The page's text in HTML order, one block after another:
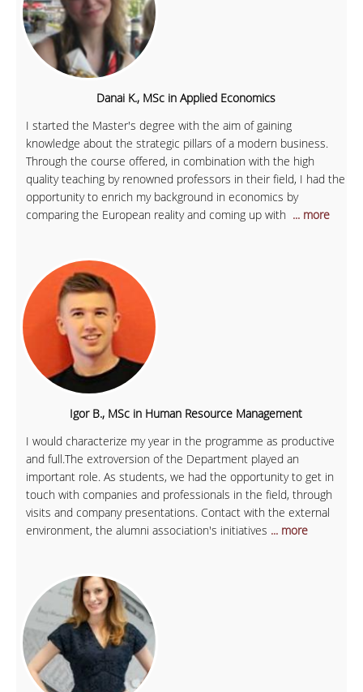
Danai K., MSc in Applied Economics
I started the Master's degree with the aim of gaining
knowledge about the strategic pillars of a modern business.
Through the course offered, in combination with the high
quality teaching by renowned professors in their field, I had the
opportunity to enrich my background in economics by
comparing the European reality and coming up with ... more
Igor B., MSc in Human Resource Management
I would characterize my year in the programme as productive
and full.The extroversion of the Department played an
important role. As students, we had the opportunity to get in
touch with companies and professionals in the field, through
visits and company presentations. Contact with the external
environment, the alumni association's initiatives ... more